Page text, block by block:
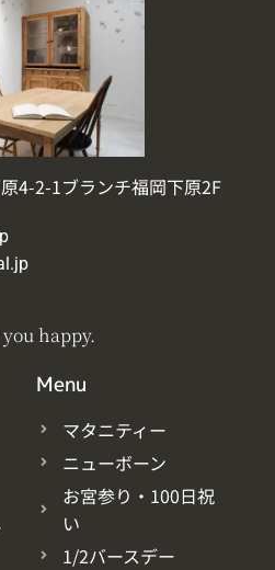
4-2-1ブランチ福岡下原2F
happy.
Menu
マタニティー
ニューボーン
お宮参り・100日祝
い
1/2バースデー